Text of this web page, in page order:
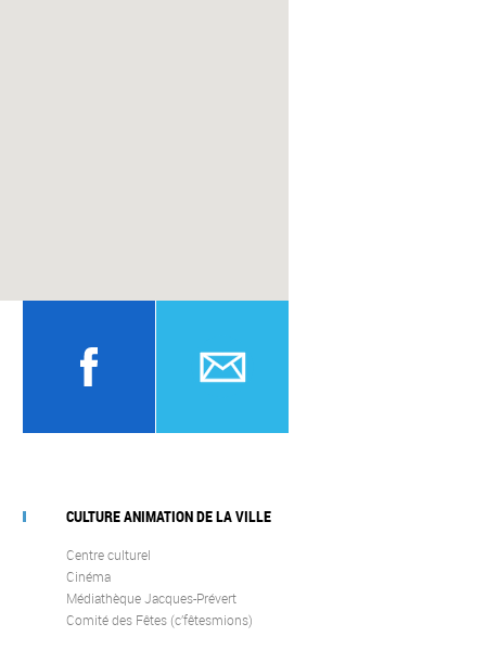
CULTURE ANIMATION DE LA VILLE
Centre culturel
Cinéma
Médiathèque Jacques-Prévert
Comité des Fêtes (c’fêtesmions)